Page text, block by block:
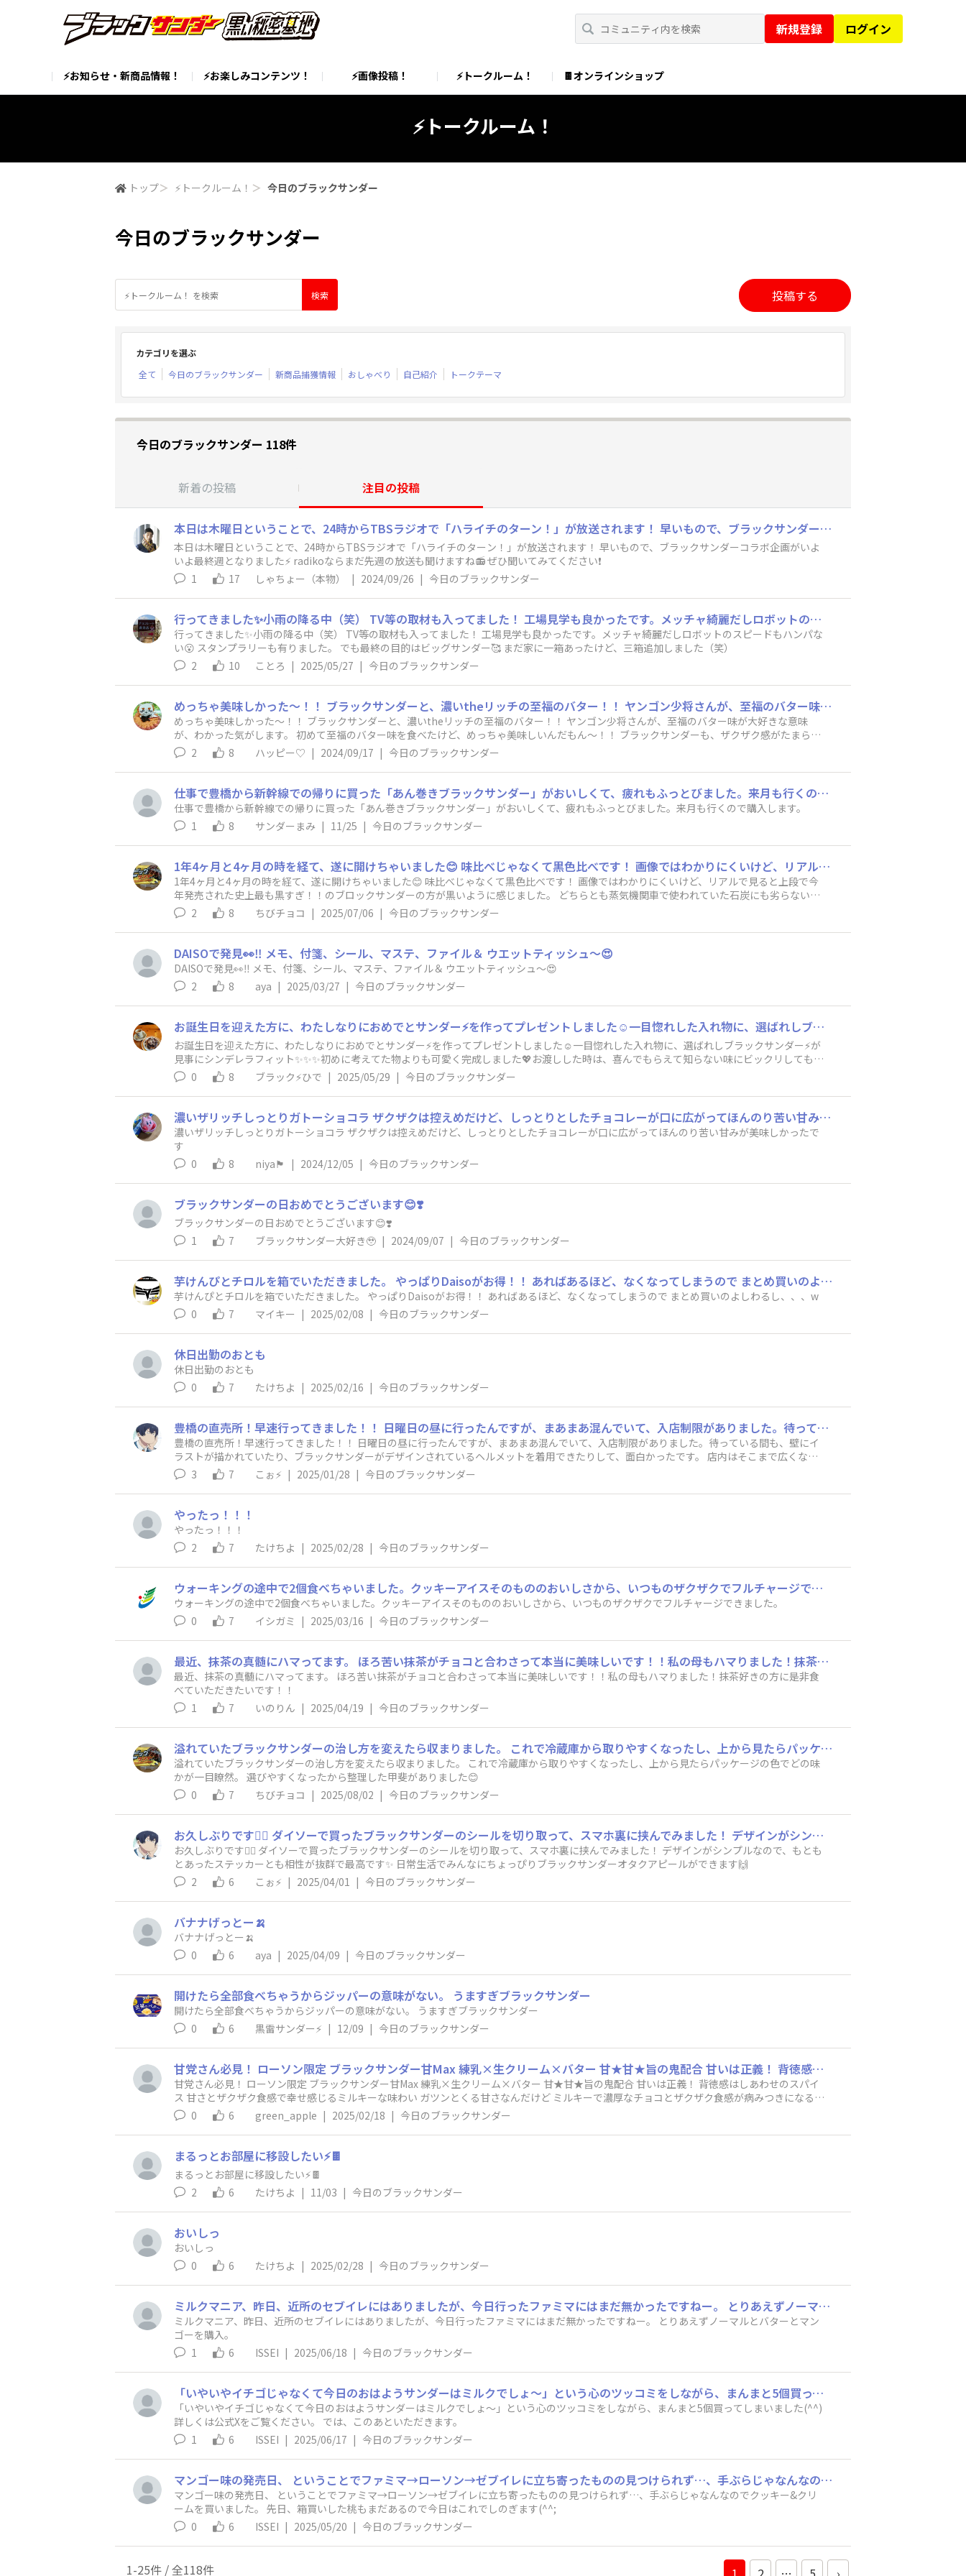
新規登録 ログイン
⚡お知らせ・新商品情報！ ⚡お楽しみコンテンツ！ ⚡画像投稿！ ⚡トークルーム！ 🍫オンラインショップ
⚡トークルーム！
トップ＞ ⚡トークルーム！ ＞ 今日のブラックサンダー
今日のブラックサンダー
投稿する
カテゴリを選ぶ
全て
今日のブラックサンダー 新商品捕獲情報 おしゃべり 自己紹介 トークテーマ
今日のブラックサンダー 118件
新着の投稿 注目の投稿
本日は木曜日ということで、24時からTBSラジオで「ハライチのターン！」が放送されます！ 早いもので、ブラックサンダーコラボ企画がいよいよ最終週となりました⚡️ radikoならまだ先週の放送も聞けますね📻️ ぜひ聞いてみてください❗️
本日は木曜日ということで、24時からTBSラジオで「ハライチのターン！」が放送されます！ 早いもので、ブラックサンダーコラボ企画がいよ
いよ最終週となりました⚡️ radikoならまだ先週の放送も聞けますね📻️ ぜひ聞いてみてください❗️
1
17 しゃちょー（本物） | 2024/09/26 | 今日のブラックサンダー
行ってきました✨小雨の降る中（笑） TV等の取材も入ってました！ 工場見学も良かったです。メッチャ綺麗だしロボットのスピードもハンパない😮 スタンプラリーも有りました。 でも最終の目的はビッグサンダー🥰 まだ家に一箱あったけど、三箱追加しました（笑）
行ってきました✨小雨の降る中（笑） TV等の取材も入ってました！ 工場見学も良かったです。メッチャ綺麗だしロボットのスピードもハンパな
い😮 スタンプラリーも有りました。 でも最終の目的はビッグサンダー🥰 まだ家に一箱あったけど、三箱追加しました（笑）
2
10 ことろ | 2025/05/27 | 今日のブラックサンダー
めっちゃ美味しかった〜！！ ブラックサンダーと、濃いtheリッチの至福のバター！！ ヤンゴン少将さんが、至福のバター味が大好きな意味が、わかった気がします。 初めて至福のバター味を食べたけど、めっちゃ美味しいんだもん〜！！ ブラックサンダーも、ザクザク感がたまらないです！！ ハマりそう(´艸｀)
めっちゃ美味しかった〜！！ ブラックサンダーと、濃いtheリッチの至福のバター！！ ヤンゴン少将さんが、至福のバター味が大好きな意味
が、わかった気がします。 初めて至福のバター味を食べたけど、めっちゃ美味しいんだもん〜！！ ブラックサンダーも、ザクザク感がたまらな
いです！！ ハマりそう(´艸｀)
2 8 ハッピー♡ | 2024/09/17 | 今日のブラックサンダー
仕事で豊橋から新幹線での帰りに買った「あん巻きブラックサンダー」がおいしくて、疲れもふっとびました。来月も行くので購入します。
仕事で豊橋から新幹線での帰りに買った「あん巻きブラックサンダー」がおいしくて、疲れもふっとびました。来月も行くので購入します。
1
8 サンダーまみ | 11/25 | 今日のブラックサンダー
1年4ヶ月と4ヶ月の時を経て、遂に開けちゃいました😊 味比べじゃなくて黒色比べです！ 画像ではわかりにくいけど、リアルで見ると上段で今年発売された史上最も黒すぎ！！のブロックサンダーの方が黒いように感じました。 どちらとも蒸気機関車で使われていた石炭にも劣らない真っ黒クロでした😊
1年4ヶ月と4ヶ月の時を経て、遂に開けちゃいました😊 味比べじゃなくて黒色比べです！ 画像ではわかりにくいけど、リアルで見ると上段で今
年発売された史上最も黒すぎ！！のブロックサンダーの方が黒いように感じました。 どちらとも蒸気機関車で使われていた石炭にも劣らない真
っ黒クロでした😊
2 8 ちびチョコ | 2025/07/06 | 今日のブラックサンダー
DAISOで発見👀‼️ メモ、付箋、シール、マステ、ファイル＆ ウエットティッシュ〜😍
DAISOで発見👀‼️ メモ、付箋、シール、マステ、ファイル＆ ウエットティッシュ〜😍
2
8 aya | 2025/03/27 | 今日のブラックサンダー
お誕生日を迎えた方に、わたしなりにおめでとサンダー⚡️を作ってプレゼントしました☺️一目惚れした入れ物に、選ばれしブラックサンダー⚡️が見事にシンデレラフィット✨✨✨初めに考えてた物よりも可愛く完成しました💖お渡しした時は、喜んでもらえて知らない味にビックリしてもらえました😁感想は食べたら伝えてくれてますwその方のおかあさんは、ブラックサンダー⚡️セットだと思ってくれたそうですwww 入れ物を大好きな雑貨屋さんに見に出掛けたのですが(市外のAEONさん)、お菓子売り場がある場所は、どんなブラックサンダー⚡️が売ってるのかなぁと、見に行くことはわたしのルーティン😅 こちらのAEONさんは、マンゴーサンダー⚡️販売前にも関わらず、売り場は確保されてこちらの商品は来週販売です❗️お楽しみに🎶の文字が…品切れですのPOPはよく見かけますが、販売前のご案内は初めて見ました。もしかしたら、ブラックサンダー⚡️ファンの担当者様なのかな？なんて、勝手に想像を膨らませておりました。 こちらのサイトを見ては色々な情報があって楽しみに拝見しております。わたしの投稿も見て下さった方、いいね👍️を下さった方、本当にありがとうございます🎶
お誕生日を迎えた方に、わたしなりにおめでとサンダー⚡️を作ってプレゼントしました☺️一目惚れした入れ物に、選ばれしブラックサンダー⚡️が
見事にシンデレラフィット✨✨✨初めに考えてた物よりも可愛く完成しました💖お渡しした時は、喜んでもらえて知らない味にビックリしてもら
えました😁感想は食べたら伝えてくれてますwその方のおかあさんは、ブラックサンダー⚡️セットだと思ってくれたそうですwww 入れ物を大好
きな雑貨屋さんに見に出掛けたのですが(市外のAEONさん)、お菓子売り場がある場所は、どんなブラックサンダー⚡️が売ってるのかなぁと、見
に行くことはわたしのルーティン😅 こちらのAEONさんは、マンゴーサンダー⚡️販売前にも関わらず、売り場は確保されてこちらの商品は来週販
売です❗️お楽しみに🎶の文字が…品切れですのPOPはよく見かけますが、販売前のご案内は初めて見ました。もしかしたら、ブラックサンダー⚡️
ファンの担当者様なのかな？なんて、勝手に想像を膨らませておりました。 こちらのサイトを見ては色々な情報があって楽しみに拝見しており
ます。わたしの投稿も見て下さった方、いいね👍️を下さった方、本当にありがとうございます🎶
0 8 ブラック⚡️ひで | 2025/05/29 | 今日のブラックサンダー
濃いザリッチしっとりガトーショコラ ザクザクは控えめだけど、しっとりとしたチョコレーが口に広がってほんのり苦い甘みが美味しかったです
濃いザリッチしっとりガトーショコラ ザクザクは控えめだけど、しっとりとしたチョコレーが口に広がってほんのり苦い甘みが美味しかったで
す
0
8 niya🏴 | 2024/12/05 | 今日のブラックサンダー
ブラックサンダーの日おめでとうございます😊❣️
ブラックサンダーの日おめでとうございます😊❣️
1
7 ブラックサンダー大好き🥹 | 2024/09/07 | 今日のブラックサンダー
芋けんぴとチロルを箱でいただきました。 やっぱりDaisoがお得！！ あればあるほど、なくなってしまうので まとめ買いのよしわるし、、、w
芋けんぴとチロルを箱でいただきました。 やっぱりDaisoがお得！！ あればあるほど、なくなってしまうので まとめ買いのよしわるし、、、w
0
7 マイキー | 2025/02/08 | 今日のブラックサンダー
休日出勤のおとも
休日出勤のおとも
0
7 たけちよ | 2025/02/16 | 今日のブラックサンダー
豊橋の直売所！早速行ってきました！！ 日曜日の昼に行ったんですが、まあまあ混んでいて、入店制限がありました。待っている間も、壁にイラストが描かれていたり、ブラックサンダーがデザインされているヘルメットを着用できたりして、面白かったです。 店内はそこまで広くなかったですが、隅から隅までブラックサンダーだらけでした笑 地方限定のものも買えるので、日本一周をした気分になれます。 今の季節はバレンタインの特別商品がありました。 せっかくなので、Tシャツも買ってしまいました…笑 こんな商品あったんだ！っていうのもたくさんあって、面白かったです。 店員さんの紹介がとても上手で、同じ有楽製菓さんの商品も購入しました。 そんなこんなあり、12000円分購入させていただきました！！ サービスとして、業務用のチョコケーキ一袋と、来月から使えるブラックサンダー一箱と引換できる券をもらいました。購入金額が1000円上がるごとにおまけがアップグレードするそうです。商売が上手！！！ ブラックサンダーに埋まりたい！という方にオススメです😊
豊橋の直売所！早速行ってきました！！ 日曜日の昼に行ったんですが、まあまあ混んでいて、入店制限がありました。待っている間も、壁にイ
ラストが描かれていたり、ブラックサンダーがデザインされているヘルメットを着用できたりして、面白かったです。 店内はそこまで広くなか
ったですが、隅から隅までブラックサンダーだらけでした笑 地方限定のものも買えるので、日本一周をした気分になれます。 今の季節はバレン
タインの特別商品がありました。 せっかくなので、Tシャツも買ってしまいました…笑 こんな商品あったんだ！っていうのもたくさんあって、
面白かったです。 店員さんの紹介がとても上手で、同じ有楽製菓さんの商品も購入しました。 そんなこんなあり、12000円分購入させていただ
きました！！ サービスとして、業務用のチョコケーキ一袋と、来月から使えるブラックサンダー一箱と引換できる券をもらいました。購入金額
が1000円上がるごとにおまけがアップグレードするそうです。商売が上手！！！ ブラックサンダーに埋まりたい！という方にオススメです😊
3 7 こぉ⚡️ | 2025/01/28 | 今日のブラックサンダー
やったっ！！！
やったっ！！！
2
7 たけちよ | 2025/02/28 | 今日のブラックサンダー
ウォーキングの途中で2個食べちゃいました。クッキーアイスそのもののおいしさから、いつものザクザクでフルチャージできました。
ウォーキングの途中で2個食べちゃいました。クッキーアイスそのもののおいしさから、いつものザクザクでフルチャージできました。
0
7 イシガミ | 2025/03/16 | 今日のブラックサンダー
最近、抹茶の真髄にハマってます。 ほろ苦い抹茶がチョコと合わさって本当に美味しいです！！私の母もハマりました！抹茶好きの方に是非食べていただきたいです！！
最近、抹茶の真髄にハマってます。 ほろ苦い抹茶がチョコと合わさって本当に美味しいです！！私の母もハマりました！抹茶好きの方に是非食
べていただきたいです！！
1
7 いのりん | 2025/04/19 | 今日のブラックサンダー
溢れていたブラックサンダーの治し方を変えたら収まりました。 これで冷蔵庫から取りやすくなったし、上から見たらパッケージの色でどの味かが一目瞭然。 選びやすくなったから整理した甲斐がありました😊
溢れていたブラックサンダーの治し方を変えたら収まりました。 これで冷蔵庫から取りやすくなったし、上から見たらパッケージの色でどの味
かが一目瞭然。 選びやすくなったから整理した甲斐がありました😊
0
7 ちびチョコ | 2025/08/02 | 今日のブラックサンダー
お久しぶりです🙇‍♂️ ダイソーで買ったブラックサンダーのシールを切り取って、スマホ裏に挟んでみました！ デザインがシンプルなので、もともとあったステッカーとも相性が抜群で最高です✨ 日常生活でみんなにちょっぴりブラックサンダーオタクアピールができます🙌
お久しぶりです🙇‍♂️ ダイソーで買ったブラックサンダーのシールを切り取って、スマホ裏に挟んでみました！ デザインがシンプルなので、もとも
とあったステッカーとも相性が抜群で最高です✨ 日常生活でみんなにちょっぴりブラックサンダーオタクアピールができます🙌
2
6 こぉ⚡️ | 2025/04/01 | 今日のブラックサンダー
バナナげっとー🍌
バナナげっとー🍌
0
6 aya | 2025/04/09 | 今日のブラックサンダー
開けたら全部食べちゃうからジッパーの意味がない。 うますぎブラックサンダー
開けたら全部食べちゃうからジッパーの意味がない。 うますぎブラックサンダー
0
6 黒雷サンダー⚡️ | 12/09 | 今日のブラックサンダー
甘党さん必見！ ローソン限定 ブラックサンダー甘Max 練乳×生クリーム×バター 甘★甘★旨の鬼配合 甘いは正義！ 背徳感はしあわせのスパイス 甘さとザクザク食感で幸せ感じるミルキーな味わい ガツンとくる甘さなんだけど ミルキーで濃厚なチョコとザクザク食感が病みつきになる ミルク系のドリンクもいいし無糖ティーやブラックコーヒーにも合う美味しさ 一粒寝るだけでも甘さがしっかりあるから満足感あって美味しい 結構ザクザク感がある 発酵バター味好きな方好きだと思います 一口サイズだし食べやすい 見つけたら買ってみてー 黒い諜報員 ブラックサンダー ローソン限定 ブラックサンダー甘Max
甘党さん必見！ ローソン限定 ブラックサンダー甘Max 練乳×生クリーム×バター 甘★甘★旨の鬼配合 甘いは正義！ 背徳感はしあわせのスパイ
ス 甘さとザクザク食感で幸せ感じるミルキーな味わい ガツンとくる甘さなんだけど ミルキーで濃厚なチョコとザクザク食感が病みつきになる
ミルク系のドリンクもいいし無糖ティーやブラックコーヒーにも合う美味しさ 一粒寝るだけでも甘さがしっかりあるから満足感あって美味しい
結構ザクザク感がある 発酵バター味好きな方好きだと思います 一口サイズだし食べやすい 見つけたら買ってみてー 黒い諜報員 ブラックサンダ
ー ローソン限定 ブラックサンダー甘Max
0 6 green_apple | 2025/02/18 | 今日のブラックサンダー
まるっとお部屋に移設したい⚡️🍫
まるっとお部屋に移設したい⚡️🍫
2
6 たけちよ | 11/03 | 今日のブラックサンダー
おいしっ
おいしっ
0
6 たけちよ | 2025/02/28 | 今日のブラックサンダー
ミルクマニア、昨日、近所のセブイレにはありましたが、今日行ったファミマにはまだ無かったですねー。 とりあえずノーマルとバターとマンゴーを購入。
ミルクマニア、昨日、近所のセブイレにはありましたが、今日行ったファミマにはまだ無かったですねー。 とりあえずノーマルとバターとマン
ゴーを購入。
1
6 ISSEI | 2025/06/18 | 今日のブラックサンダー
「いやいやイチゴじゃなくて今日のおはようサンダーはミルクでしょ〜」という心のツッコミをしながら、まんまと5個買ってしまいました(^^) 詳しくは公式Xをご覧ください。 では、このあといただきます。
「いやいやイチゴじゃなくて今日のおはようサンダーはミルクでしょ〜」という心のツッコミをしながら、まんまと5個買ってしまいました(^^)
詳しくは公式Xをご覧ください。 では、このあといただきます。
1
6 ISSEI | 2025/06/17 | 今日のブラックサンダー
マンゴー味の発売日、 ということでファミマ→ローソン→ゼブイレに立ち寄ったものの見つけられず…、手ぶらじゃなんなのでクッキー&クリームを買いました。 先日、箱買いした桃もまだあるので今日はこれでしのぎます(^^;
マンゴー味の発売日、 ということでファミマ→ローソン→ゼブイレに立ち寄ったものの見つけられず…、手ぶらじゃなんなのでクッキー&クリ
ームを買いました。 先日、箱買いした桃もまだあるので今日はこれでしのぎます(^^;
0
6 ISSEI | 2025/05/20 | 今日のブラックサンダー
1-25件 / 全118件